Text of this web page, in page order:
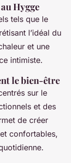
Hygge
tels que le
l’idéal du
et une
intimiste.
le bien-être
sur le
et des
de créer
et confortables,